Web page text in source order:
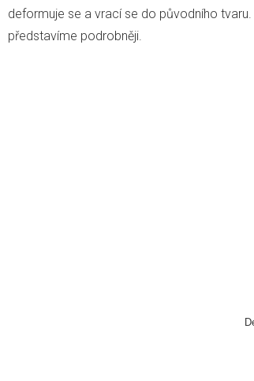
deformuje se a vrací se do původního
představíme podrobněji.